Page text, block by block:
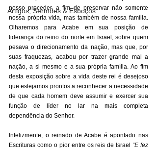
Artigos, Sermões & Esboços
nosso proceder, a fim de preservar não somente
nossa própria vida, mas também de nossa família.
Olharemos para Acabe em sua posição de
liderança do reino do norte em Israel, sobre quem
pesava o direcionamento da nação, mas que, por
suas fraquezas, acabou por trazer grande mal a
nação, a si mesmo e a sua própria família. Ao fim
desta exposição sobre a vida deste rei é desejoso
que estejamos prontos a reconhecer a necessidade
de que cada homem deve assumir e exercer sua
função de líder no lar na mais completa
dependência do Senhor.
Infelizmente, o reinado de Acabe é apontado nas
Escrituras como o pior entre os reis de Israel “E fez